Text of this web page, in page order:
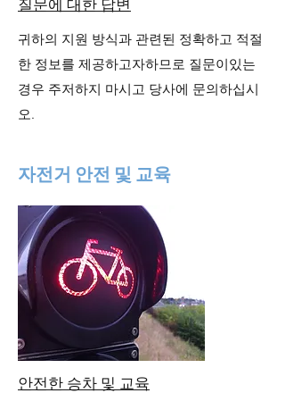
질문에 대한 답변
귀하의 지원 방식과 관련된 정확하고 적절
한 정보를 제공하고자하므로 질문이있는
경우 주저하지 마시고 당사에 문의하십시
오.
자전거 안전 및 교육
안전한 승차 및 교육